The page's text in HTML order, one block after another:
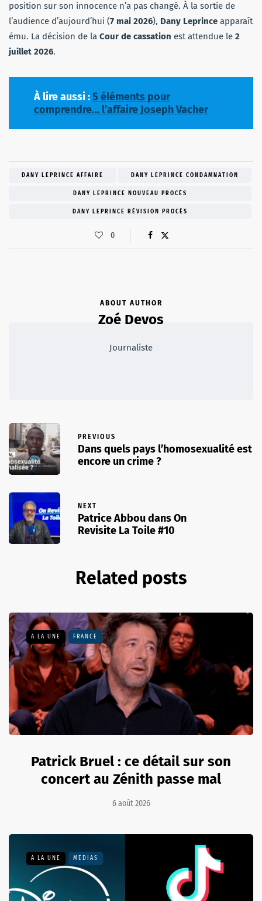
position sur son innocence n’a pas changé. À la sortie de
l’audience d’aujourd’hui (7 mai 2026), Dany Leprince apparaît
ému. La décision de la Cour de cassation est attendue le 2
juillet 2026.
À lire aussi :5 éléments pour
comprendre… l’affaire Joseph Vacher
DANY LEPRINCE AFFAIRE DANY LEPRINCE CONDAMNATION
DANY LEPRINCE NOUVEAU PROCÈS
DANY LEPRINCE RÉVISION PROCÈS
0
ABOUT AUTHOR
Zoé Devos
Journaliste
PREVIOUS
Dans quels pays l’homosexualité est
encore un crime ?
NEXT
Patrice Abbou dans On
Revisite La Toile #10
Related posts
A LA UNE FRANCE
Patrick Bruel : ce détail sur son
concert au Zénith passe mal
6 août 2026
A LA UNE MÉDIAS